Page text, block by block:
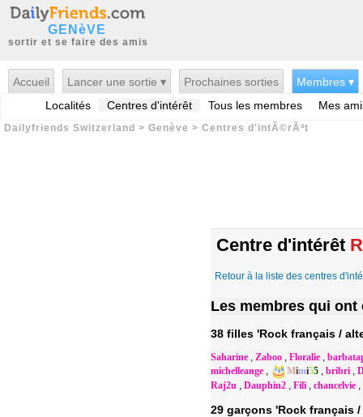
GENèVE
sortir et se faire des amis
Accueil Lancer une sortie ▾ Prochaines sorties
Membres ▾
Localités
Centres d'intérêt Tous les membres Mes
Dailyfriends Switzerland > Genève > Centres d'intÃ©rÃªt
Centre d'intérêt
Retour à la liste des centres
Les membres qui
38 filles 'Rock français /
Saharine , Zaboo , Floralie ,
michelleange
Mimi55 bribri
Raj2u , Dauphin2 , Fili , chancelvie ,
29 garçons 'Rock français